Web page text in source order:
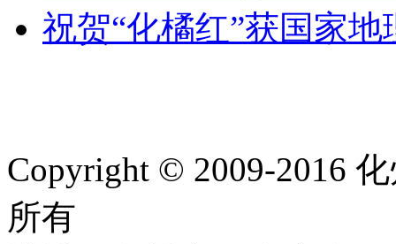
祝贺“化橘红”获国家
Copyright © 2009-2016
所有